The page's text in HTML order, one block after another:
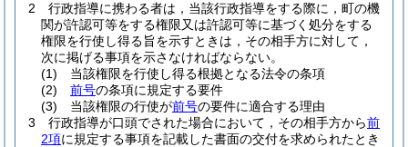
2
行政指導に携わる者は，当該行政指導をする際に，町の機
関が許認可等をする権限又は許認可等に基づく処分をする
権限を行使し得る旨を示すときは，その相手方に対して，
次に掲げる事項を示さなければならない。
(1)
当該権限を行使し得る根拠となる法令の条項
(2)
前号の条項に規定する要件
(3)
当該権限の行使が前号の要件に適合する理由
3
行政指導が口頭でされた場合において，その相手方から前
2項に規定する事項を記載した書面の交付を求められたとき